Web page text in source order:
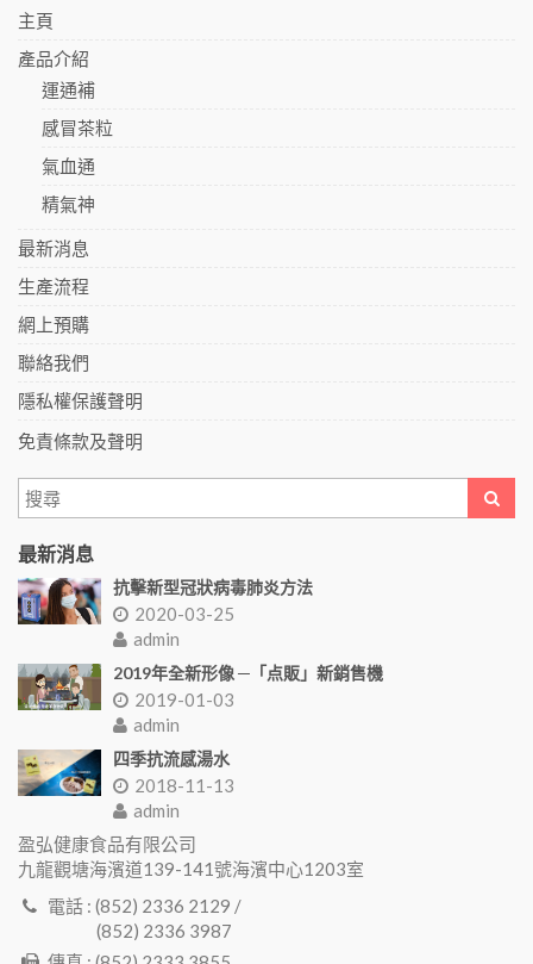
主頁
產品介紹
運通補
感冒茶粒
氣血通
精氣神
最新消息
生產流程
網上預購
聯絡我們
隱私權保護聲明
免責條款及聲明
最新消息
抗擊新型冠狀病毒肺炎方法
2020-03-25
admin
2019年全新形像 ─「点販」新銷售機
2019-01-03
admin
四季抗流感湯水
2018-11-13
admin
盈弘健康食品有限公司
九龍觀塘海濱道139-141號海濱中心1203室
電話 : (852) 2336 2129 /
(852) 2336 3987